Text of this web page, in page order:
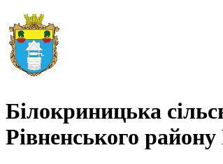
Білокриницька
Рівненського району